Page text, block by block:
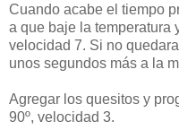
Cuando acabe el tiempo
a que baje la temperatura
velocidad 7. Si no
unos segundos más a la
Agregar los quesitos y
90º, velocidad 3.